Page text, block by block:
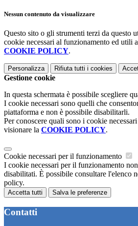
Nessun contenuto da visualizzare
Questo sito o gli strumenti terzi da questo
cookie necessari al funzionamento ed utili
COOKIE POLICY.
Personalizza Rifiuta tutti i cookies
Gestione cookie
In questa schermata è possibile scegliere
I cookie necessari sono quelli che
piattaforma e non è possibile disabilitarli.
Per conoscere quali sono i cookie
visionare la COOKIE POLICY.
Cookie necessari per il funzionamento
I cookie necessari per il funzionamento
disabilitati. È possibile consultare l'elenco
policy.
Accetta tutti Salva le preferenze
Contatti